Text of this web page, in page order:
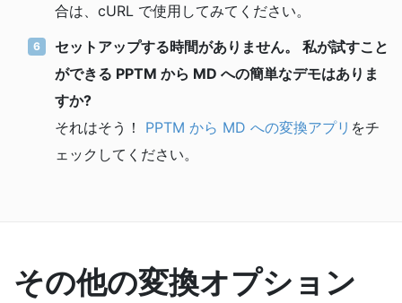
合は、cURL で使用してみてください。
セットアップする時間がありません。 私が試すこと
ができる PPTM から MD への簡単なデモはありま
すか?
それはそう！ PPTM から MD への変換アプリ をチ
ェックしてください。
その他の変換オプション